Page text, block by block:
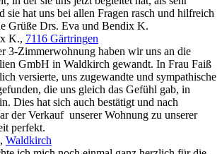
sie hat uns bei allen Fragen rasch und hilfreich
Grüße Drs. Eva und Bendix K.
K., 7116 Gärtringen
3-Zimmerwohnung haben wir uns an die
GmbH in Waldkirch gewandt. In Frau Faiß
versierte, uns zugewandte und sympathische
die uns gleich das Gefühl gab, in
Dies hat sich auch bestätigt und nach
der Verkauf unserer Wohnung zu unserer
perfekt.
, Waldkirch